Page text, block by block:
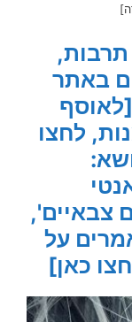
באתר
[לאוסף
לחצו
צבאיים',
על
כאן]